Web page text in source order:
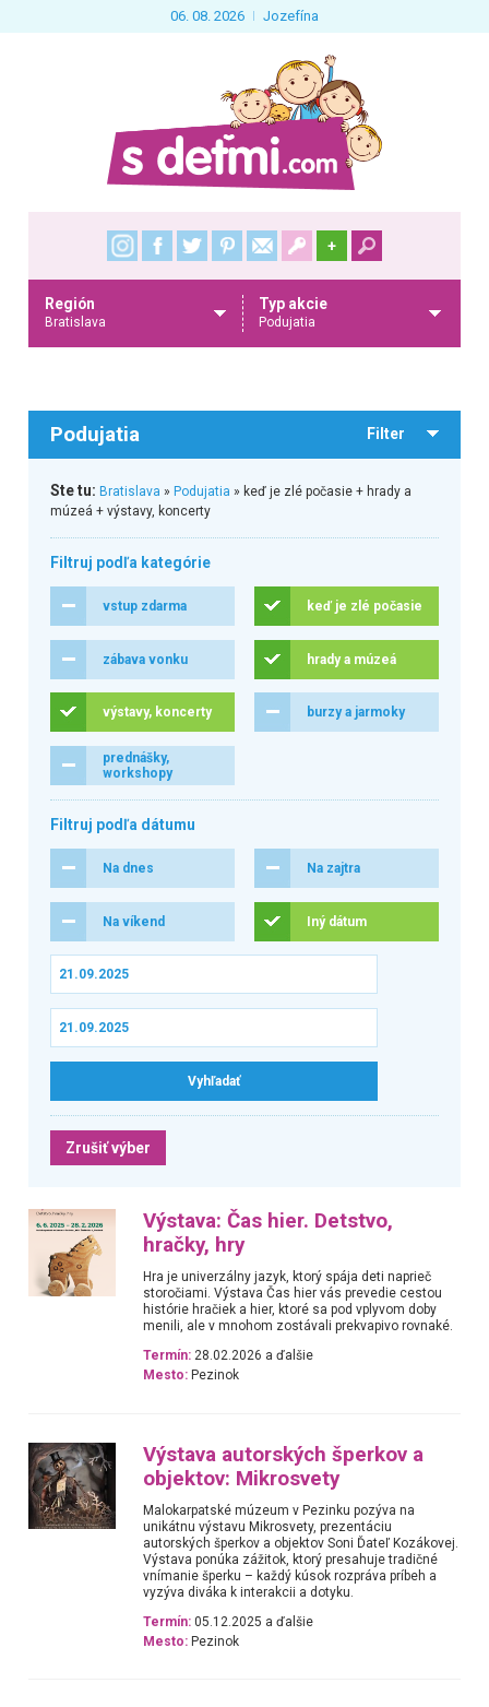
06. 08. 2026 Jozefína
+
Región
Bratislava
Typ akcie
Podujatia
Podujatia Filter
Ste tu: Bratislava » Podujatia » keď je zlé počasie + hrady a
múzeá + výstavy, koncerty
Filtruj podľa kategórie
vstup zdarma keď je zlé počasie
zábava vonku hrady a múzeá
výstavy, koncerty burzy a jarmoky
prednášky,
workshopy
Filtruj podľa dátumu
Na dnes Na zajtra
Na víkend Iný dátum
Zrušiť výber
Výstava: Čas hier. Detstvo,
hračky, hry
Hra je univerzálny jazyk, ktorý spája deti naprieč
storočiami. Výstava Čas hier vás prevedie cestou
histórie hračiek a hier, ktoré sa pod vplyvom doby
menili, ale v mnohom zostávali prekvapivo rovnaké.
Termín: 28.02.2026 a ďalšie
Mesto: Pezinok
Výstava autorských šperkov a
objektov: Mikrosvety
Malokarpatské múzeum v Pezinku pozýva na
unikátnu výstavu Mikrosvety, prezentáciu
autorských šperkov a objektov Soni Ďateľ Kozákovej.
Výstava ponúka zážitok, ktorý presahuje tradičné
vnímanie šperku – každý kúsok rozpráva príbeh a
vyzýva diváka k interakcii a dotyku.
Termín: 05.12.2025 a ďalšie
Mesto: Pezinok